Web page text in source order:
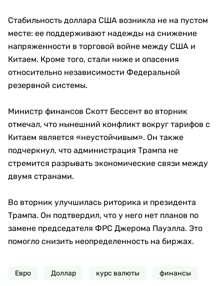
Стабильность доллара США возникла не на пустом
месте: ее поддерживают надежды на снижение
напряженности в торговой войне между США и
Китаем. Кроме того, стали ниже и опасения
относительно независимости Федеральной
резервной системы.
Министр финансов Скотт Бессент во вторник
отмечал, что нынешний конфликт вокруг тарифов с
Китаем является «неустойчивым». Он также
подчеркнул, что администрация Трампа не
стремится разрывать экономические связи между
двумя странами.
Во вторник улучшилась риторика и президента
Трампа. Он подтвердил, что у него нет планов по
замене председателя ФРС Джерома Пауэлла. Это
помогло снизить неопределенность на биржах.
Евро Доллар курс валюты финансы